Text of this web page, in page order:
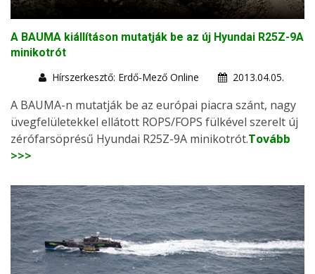
A BAUMA kiállításon mutatják be az új Hyundai R25Z-9A
minikotrót
Hírszerkesztő: Erdő-Mező Online
2013.04.05.
A BAUMA-n mutatják be az európai piacra szánt, nagy
üvegfelületekkel ellátott ROPS/FOPS fülkével szerelt új
zérófarsöprésű Hyundai R25Z-9A minikotrót.Tovább
>>>